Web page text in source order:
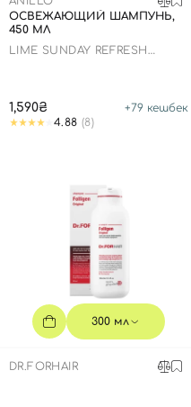
ОСВЕЖАЮЩИЙ ШАМПУНЬ,
450 МЛ
LIME SUNDAY REFRESH
1,590₴ +79 кешбек
4.88 (8)
300 мл
DR.FORHAIR